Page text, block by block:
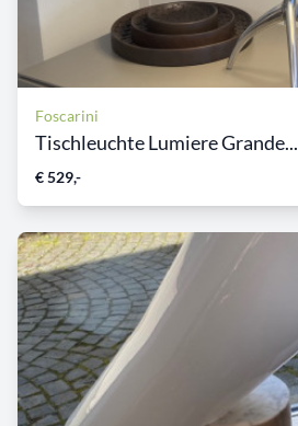
Foscarini
Tischleuchte Lumiere Grande...
€ 529,-